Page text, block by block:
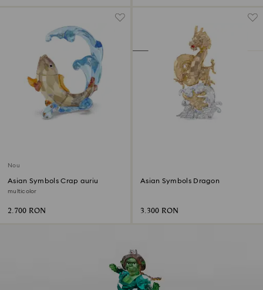
Nou
Asian Symbols Crap auriu
multicolor
2.700 RON
Asian Symbols Dragon
3.300 RON